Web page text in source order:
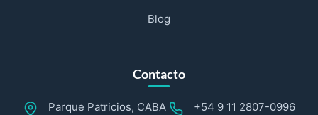
Blog
Contacto
Parque Patricios, CABA +54 9 11 2807-0996